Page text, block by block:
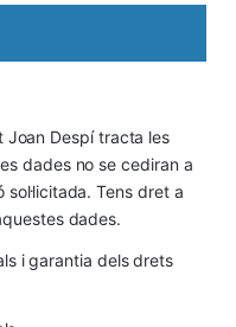
Joan Despí tracta les
dades no se cediran a
Tens dret a
dades.
i garantia dels drets